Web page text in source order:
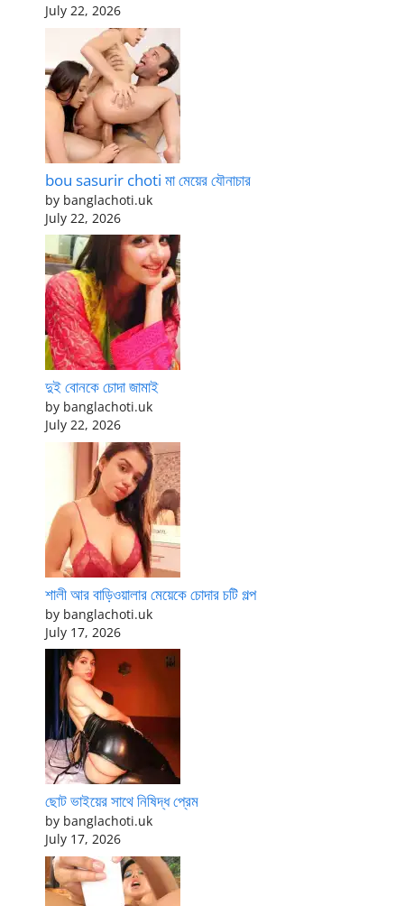
July 22, 2026
bou sasurir choti মা মেয়ের যৌনাচার
by banglachoti.uk
July 22, 2026
দুই বোনকে চোদা জামাই
by banglachoti.uk
July 22, 2026
শালী আর বাড়িওয়ালার মেয়েকে চোদার চটি গল্প
by banglachoti.uk
July 17, 2026
ছোট ভাইয়ের সাথে নিষিদ্ধ প্রেম
by banglachoti.uk
July 17, 2026